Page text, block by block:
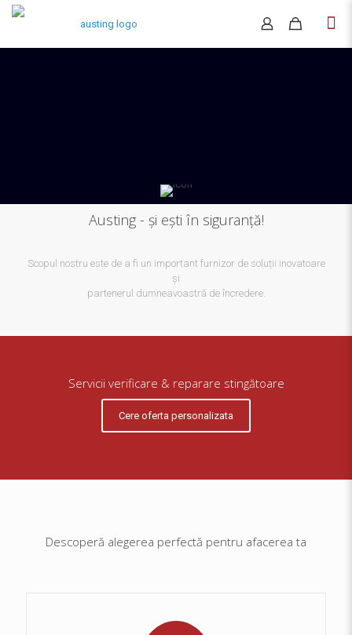
Austing - și ești în siguranță!
Scopul nostru este de a fi un important furnizor de soluții inovatoare
și
partenerul dumneavoastră de încredere.
Servicii verificare & reparare stingătoare
Cere oferta personalizata
Descoperă alegerea perfectă pentru afacerea ta